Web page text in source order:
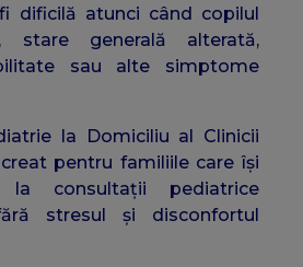
dificilă atunci când copilul
stare generală alterată,
sau alte simptome
la Domiciliu al Clinicii
pentru familiile care își
la consultații pediatrice
stresul și disconfortul